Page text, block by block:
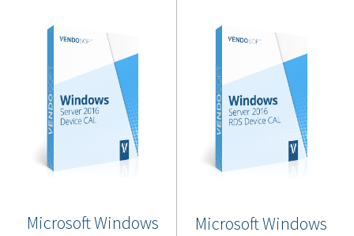
Microsoft Windows
Microsoft Windows